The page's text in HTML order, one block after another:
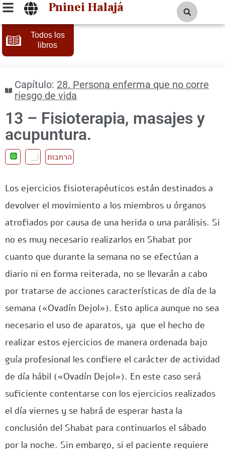
Pninei Halajá
Todos los
libros
Capítulo: 28. Persona enferma que no corre
riesgo de vida
13 – Fisioterapia, masajes y
acupuntura.
הרחבות
Los ejercicios fisioterapéuticos están destinados a
devolver el movimiento a los miembros u órganos
atrofiados por causa de una herida o una parálisis. Si
no es muy necesario realizarlos en Shabat por
cuanto que durante la semana no se efectúan a
diario ni en forma reiterada, no se llevarán a cabo
por tratarse de acciones características de día de la
semana («Ovadín Dejol»). Esto aplica aunque no sea
necesario el uso de aparatos, ya que el hecho de
realizar estos ejercicios de manera ordenada bajo
guía profesional les confiere el carácter de actividad
de día hábil («Ovadín Dejol»). En este caso será
suficiente contentarse con los ejercicios realizados
el día viernes y se habrá de esperar hasta la
conclusión del Shabat para continuarlos el sábado
por la noche. Sin embargo, si el paciente requiere